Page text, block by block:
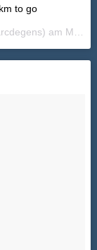
to go
am Mai 22, 2018 um 7:37 PDT